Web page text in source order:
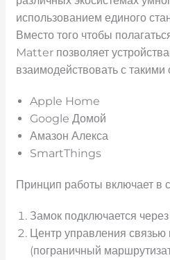
использованием единого
Вместо того чтобы
Matter позволяет
взаимодействовать с такими
Apple Home
Google Домой
Амазон Алекса
SmartThings
Принцип работы включает в
Замок подключается
Центр управления
(пограничный